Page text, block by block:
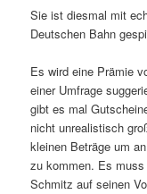
Sie ist diesmal mit
Deutschen Bahn
Es wird eine Prämie
einer Umfrage
gibt es mal
nicht unrealistisch
kleinen Beträge um
zu kommen. Es
Schmitz auf seinen